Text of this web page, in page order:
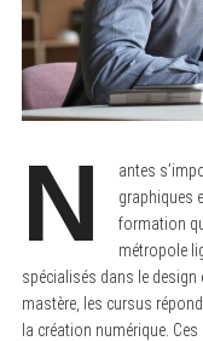
N
antes
graphiques
formation
métropole
spécialisés dans le
mastère, les cursus
la création numérique.